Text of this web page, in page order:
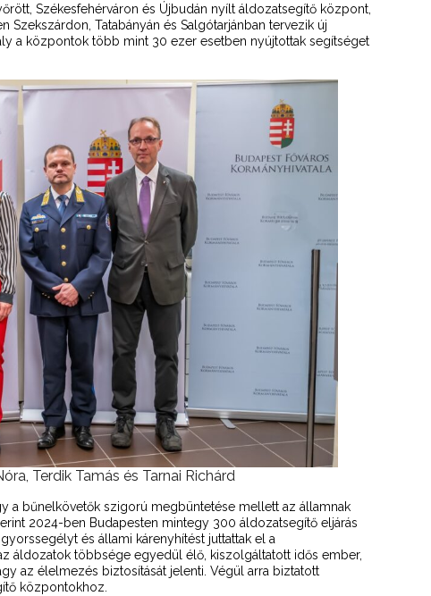
Székesfehérváron és Újbudán nyílt áldozatsegítő központ,
Tatabányán és Salgótarjánban tervezik új
a központok több mint 30 ezer esetben nyújtottak segítséget
Terdik Tamás és Tarnai Richárd
a bűnelkövetők szigorú megbüntetése mellett az államnak
2024-ben Budapesten mintegy 300 áldozatsegítő eljárás
és állami kárenyhítést juttattak el a
áldozatok többsége egyedül élő, kiszolgáltatott idős ember,
az élelmezés biztosítását jelenti. Végül arra biztatott
központokhoz.